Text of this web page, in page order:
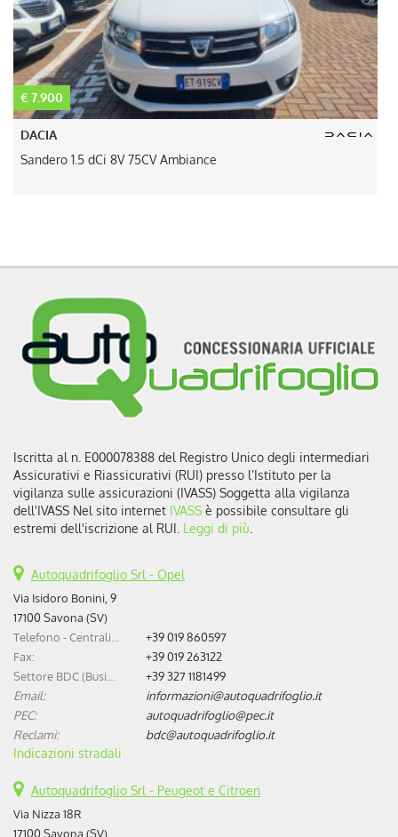
€ 7.900
DACIA
Sandero 1.5 dCi 8V 75CV Ambiance
Iscritta al n. E000078388 del Registro Unico degli intermediari
Assicurativi e Riassicurativi (RUI) presso l’Istituto per la
vigilanza sulle assicurazioni (IVASS) Soggetta alla vigilanza
dell'IVASS Nel sito internet IVASS è possibile consultare gli
estremi dell'iscrizione al RUI. Leggi di più
Autoquadrifoglio Srl - Opel
Via Isidoro Bonini, 9
17100 Savona (SV)
+39 019 860597
Fax:
+39 019 263122
+39 327 1181499
Email:
informazioni@autoquadrifoglio.it
PEC:
autoquadrifoglio@pec.it
Reclami:
bdc@autoquadrifoglio.it
Indicazioni stradali
Autoquadrifoglio Srl - Peugeot e Citroen
Via Nizza 18R
17100 Savona (SV)